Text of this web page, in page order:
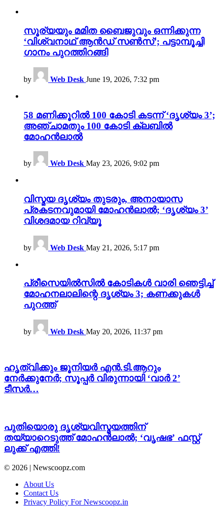
സൂര്യയും മമിത ബൈജുവും ഒന്നിക്കുന്ന
‘വിശ്വനാഥ് ആൻഡ് സൺസ്’; പട്ടാമ്പൂച്ചി
ഗാനം പുറത്തിറങ്ങി
by Web Desk June 19, 2026, 7:32 pm
58 മണിക്കൂറിൽ 100 കോടി കടന്ന് ‘ദൃശ്യം 3’;
അഞ്ചാമതും 100 കോടി ക്ലബിൽ
മോഹൻലാൽ
by Web Desk May 23, 2026, 9:02 pm
വിസ്മയ ദൃശ്യം തുടരും, അനായാസ
പ്രകടനവുമായി മോഹൻലാൽ; ‘ദൃശ്യം 3’
വിശദമായ റിവ്യൂ
by Web Desk May 21, 2026, 5:17 pm
പ്രീസെയിൽസിൽ കോടികൾ വാരി ഞെട്ടിച്ച്
മോഹനലാലിന്റെ ദൃശ്യം 3; കണക്കുകൾ
പുറത്ത്
by Web Desk May 20, 2026, 11:37 pm
ഹൃത്വിക്കും ജൂനിയർ എൻ.ടി.ആറും
നേർക്കുനേർ; സൂപ്പർ വിരുന്നായി ‘വാർ 2’
ടീസർ…
പുതിയൊരു ദൃശ്യവിസ്മയത്തിന്
തയ്യാറെടുത്ത് മോഹൻലാൽ; ‘വൃഷഭ’ ഫസ്റ്റ്
ലുക്ക് എത്തി!
© 2026 | Newscoopz.com
About Us
Contact Us
Privacy Policy For Newscoopz.in